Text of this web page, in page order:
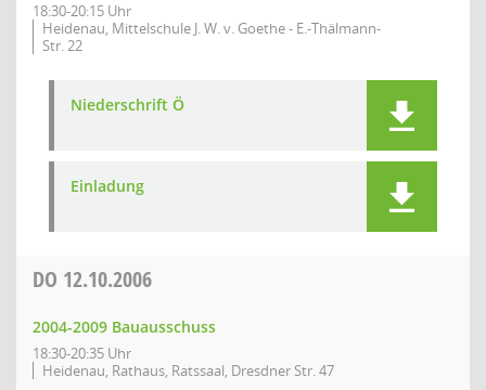
18:30-20:15 Uhr
Heidenau, Mittelschule J. W. v. Goethe - E.-Thälmann-
Str. 22
Niederschrift Ö
Einladung
DO 12.10.2006
2004-2009 Bauausschuss
18:30-20:35 Uhr
Heidenau, Rathaus, Ratssaal, Dresdner Str. 47